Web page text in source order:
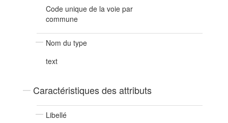
Code unique de la voie par
commune
Nom du type
text
Caractéristiques des attributs
Libellé